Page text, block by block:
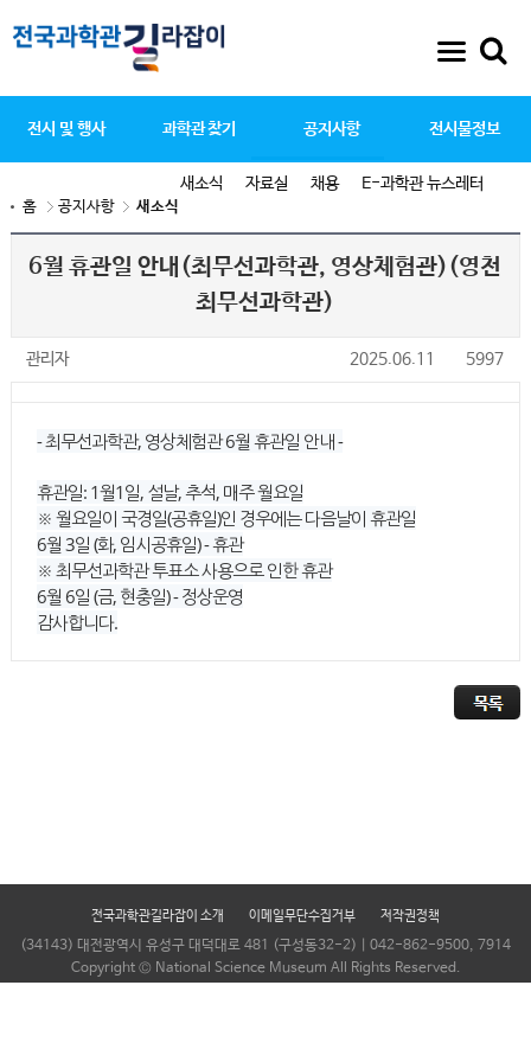
전시 및 행사 과학관 찾기 공지사항
새소식 자료실 채용 E-과학관 뉴스레터
전시물정보
홈 공지사항 새소식
6월 휴관일 안내(최무선과학관, 영상체험관)(영천
최무선과학관)
관리자 2025.06.11 5997
- 최무선과학관, 영상체험관 6월 휴관일 안내 -
휴관일: 1월1일, 설날, 추석, 매주 월요일
※ 월요일이 국경일(공휴일)인 경우에는 다음날이 휴관일
6월 3일 (화, 임시공휴일) - 휴관
※ 최무선과학관 투표소 사용으로 인한 휴관
6월 6일 (금, 현충일) - 정상운영
감사합니다.
전국과학관길라잡이 소개 이메일무단수집거부 저작권정책
(34143) 대전광역시 유성구 대덕대로 481 (구성동32-2) | 042-862-9500, 7914
Copyright © National Science Museum All Rights Reserved.